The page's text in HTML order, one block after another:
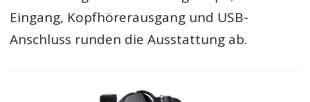
Eingang, Kopfhörerausgang und USB-
Anschluss runden die Ausstattung ab.